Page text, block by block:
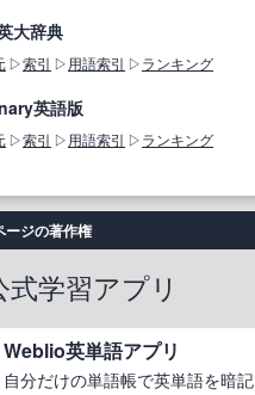
大辞典
索引 用語索引 ランキング
英語版
索引 用語索引 ランキング
ジの著作権
学習アプリ
Weblio英単語アプリ
自分だけの単語帳で英単語を暗記